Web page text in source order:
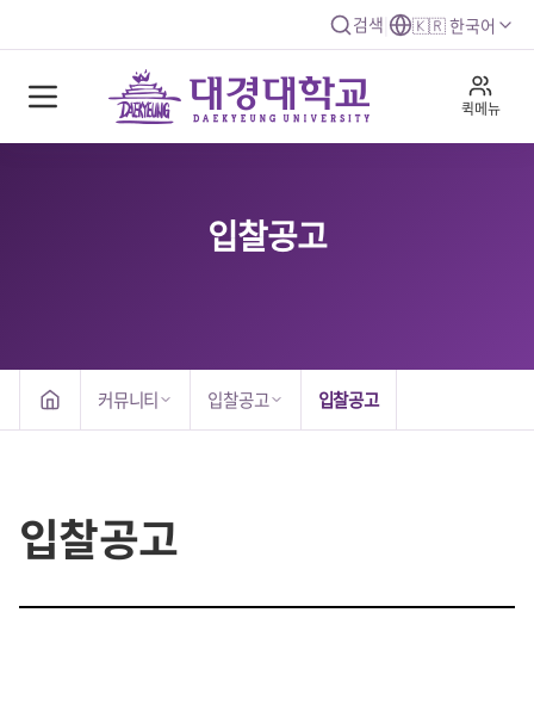
검색 🇰🇷 한국어
퀵메뉴
입찰공고
커뮤니티 입찰공고 입찰공고
입찰공고